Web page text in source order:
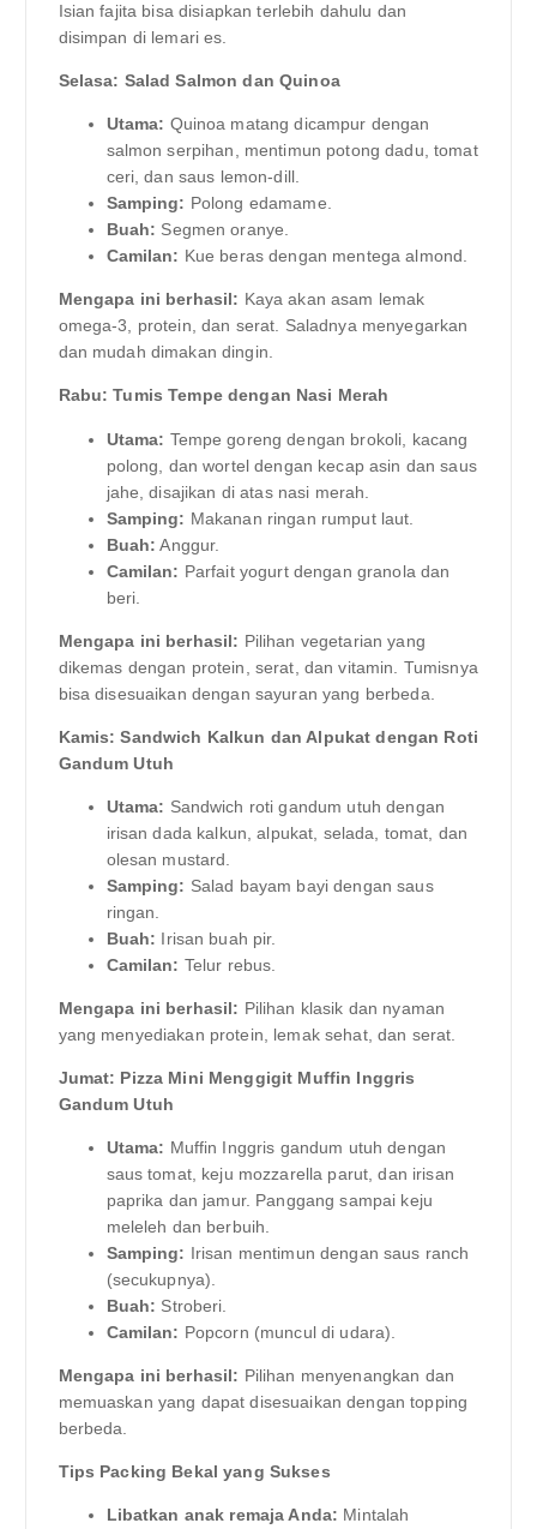
Isian fajita bisa disiapkan terlebih dahulu dan
disimpan di lemari es.
Selasa: Salad Salmon dan Quinoa
Utama: Quinoa matang dicampur dengan
salmon serpihan, mentimun potong dadu, tomat
ceri, dan saus lemon-dill.
Samping: Polong edamame.
Buah: Segmen oranye.
Camilan: Kue beras dengan mentega almond.
Mengapa ini berhasil: Kaya akan asam lemak
omega-3, protein, dan serat. Saladnya menyegarkan
dan mudah dimakan dingin.
Rabu: Tumis Tempe dengan Nasi Merah
Utama: Tempe goreng dengan brokoli, kacang
polong, dan wortel dengan kecap asin dan saus
jahe, disajikan di atas nasi merah.
Samping: Makanan ringan rumput laut.
Buah: Anggur.
Camilan: Parfait yogurt dengan granola dan
beri.
Mengapa ini berhasil: Pilihan vegetarian yang
dikemas dengan protein, serat, dan vitamin. Tumisnya
bisa disesuaikan dengan sayuran yang berbeda.
Kamis: Sandwich Kalkun dan Alpukat dengan Roti
Gandum Utuh
Utama: Sandwich roti gandum utuh dengan
irisan dada kalkun, alpukat, selada, tomat, dan
olesan mustard.
Samping: Salad bayam bayi dengan saus
ringan.
Buah: Irisan buah pir.
Camilan: Telur rebus.
Mengapa ini berhasil: Pilihan klasik dan nyaman
yang menyediakan protein, lemak sehat, dan serat.
Jumat: Pizza Mini Menggigit Muffin Inggris
Gandum Utuh
Utama: Muffin Inggris gandum utuh dengan
saus tomat, keju mozzarella parut, dan irisan
paprika dan jamur. Panggang sampai keju
meleleh dan berbuih.
Samping: Irisan mentimun dengan saus ranch
(secukupnya).
Buah: Stroberi.
Camilan: Popcorn (muncul di udara).
Mengapa ini berhasil: Pilihan menyenangkan dan
memuaskan yang dapat disesuaikan dengan topping
berbeda.
Tips Packing Bekal yang Sukses
Libatkan anak remaja Anda: Mintalah